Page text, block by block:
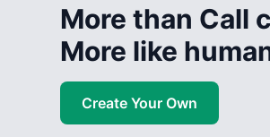
More than Call
More like
Create Your Own